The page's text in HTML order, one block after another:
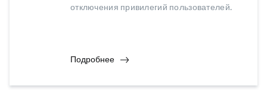
отключения привилегий пользователей.
Подробнее